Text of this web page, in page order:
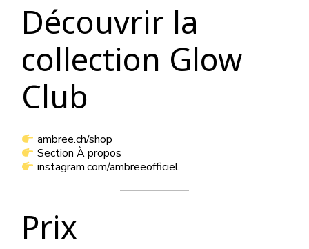
Découvrir la
collection Glow
Club
ambree.ch/shop
Section À propos
instagram.com/ambreeofficiel
Prix